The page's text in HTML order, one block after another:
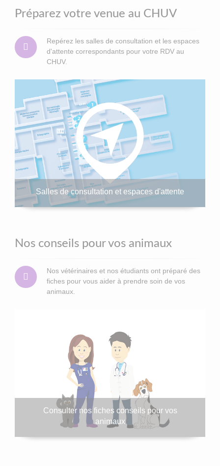
Préparez votre venue au CHUV
Repérez les salles de consultation et les espaces
d'attente correspondants pour votre RDV au
CHUV.
Salles de consultation et espaces d'attente
Nos conseils pour vos animaux
Nos vétérinaires et nos étudiants ont préparé des
fiches pour vous aider à prendre soin de vos
animaux.
Consulter nos fiches conseils pour vos
animaux